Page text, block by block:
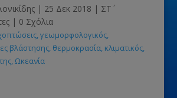
| 25 Δεκ 2018 | ΣΤ΄
| 0 Σχόλια
γεωμορφολογικός
βλάστησης θερμοκρασία κλιματικός
Ωκεανία